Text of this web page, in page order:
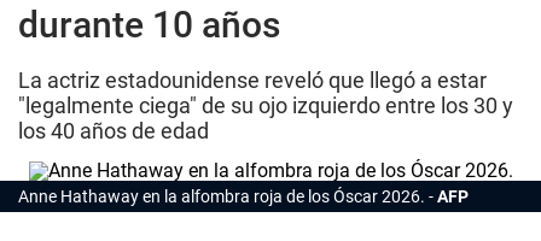
durante 10 años
La actriz estadounidense reveló que llegó a estar
"legalmente ciega" de su ojo izquierdo entre los 30 y
los 40 años de edad
Anne Hathaway en la alfombra roja de los Óscar 2026. AFP